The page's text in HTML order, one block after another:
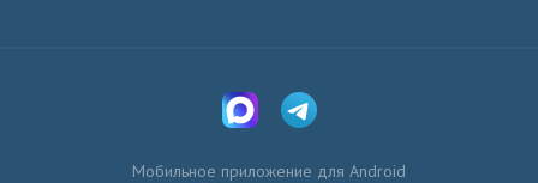
Мобильное приложение для Android